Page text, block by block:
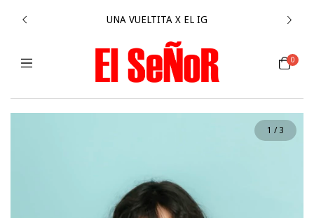
UNA VUELTITA X EL IG
0
1 / 3